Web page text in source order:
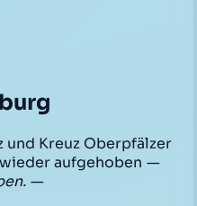
Kreuz Oberpfälzer
aufgehoben —
—